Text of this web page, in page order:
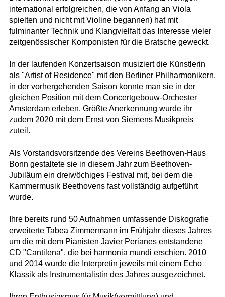
international erfolgreichen, die von Anfang an Viola
spielten und nicht mit Violine begannen) hat mit
fulminanter Technik und Klangvielfalt das Interesse vieler
zeitgenössischer Komponisten für die Bratsche geweckt.
In der laufenden Konzertsaison musiziert die Künstlerin
als "Artist of Residence" mit den Berliner Philharmonikern,
in der vorhergehenden Saison konnte man sie in der
gleichen Position mit dem Concertgebouw-Orchester
Amsterdam erleben. Größte Anerkennung wurde ihr
zudem 2020 mit dem Ernst von Siemens Musikpreis
zuteil.
Als Vorstandsvorsitzende des Vereins Beethoven-Haus
Bonn gestaltete sie in diesem Jahr zum Beethoven-
Jubiläum ein dreiwöchiges Festival mit, bei dem die
Kammermusik Beethovens fast vollständig aufgeführt
wurde.
Ihre bereits rund 50 Aufnahmen umfassende Diskografie
erweiterte Tabea Zimmermann im Frühjahr dieses Jahres
um die mit dem Pianisten Javier Perianes entstandene
CD "Cantilena", die bei harmonia mundi erschien. 2010
und 2014 wurde die Interpretin jeweils mit einem Echo
Klassik als Instrumentalistin des Jahres ausgezeichnet.